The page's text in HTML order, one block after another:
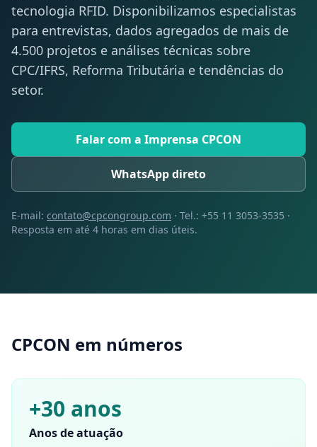
tecnologia RFID. Disponibilizamos especialistas
para entrevistas, dados agregados de mais de
4.500 projetos e análises técnicas sobre
CPC/IFRS, Reforma Tributária e tendências do
setor.
Falar com a Imprensa CPCON
WhatsApp direto
E-mail: contato@cpcongroup.com · Tel.: +55 11 3053-3535 ·
Resposta em até 4 horas em dias úteis.
CPCON em números
+30 anos
Anos de atuação